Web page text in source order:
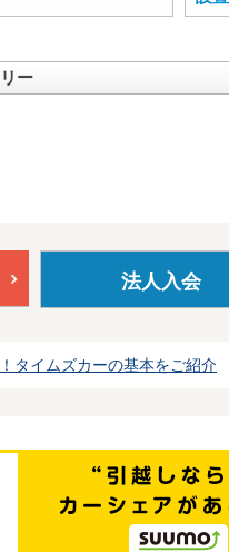
ー
法人入会
タイムズカーの基本をご紹介